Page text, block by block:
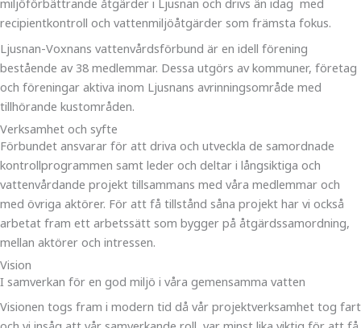
miljöförbättrande åtgärder i Ljusnan och drivs än idag med
recipientkontroll och vattenmiljöåtgärder som främsta fokus.
Ljusnan-Voxnans vattenvårdsförbund är en idell förening
bestående av 38 medlemmar. Dessa utgörs av kommuner, företag
och föreningar aktiva inom Ljusnans avrinningsområde med
tillhörande kustområden.
Verksamhet och syfte
Förbundet ansvarar för att driva och utveckla de samordnade
kontrollprogrammen samt leder och deltar i långsiktiga och
vattenvårdande projekt tillsammans med våra medlemmar och
med övriga aktörer. För att få tillstånd såna projekt har vi också
arbetat fram ett arbetssätt som bygger på åtgärdssamordning,
mellan aktörer och intressen.
Vision
I samverkan för en god miljö i våra gemensamma vatten
Visionen togs fram i modern tid då vår projektverksamhet tog fart